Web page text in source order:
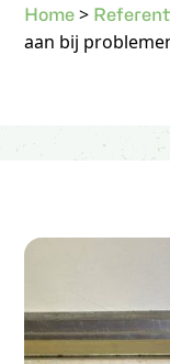
Home >
aan bij